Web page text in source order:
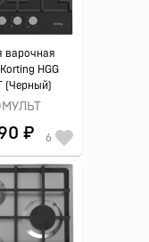
варочная
HGG
(Черный)
₽ 6